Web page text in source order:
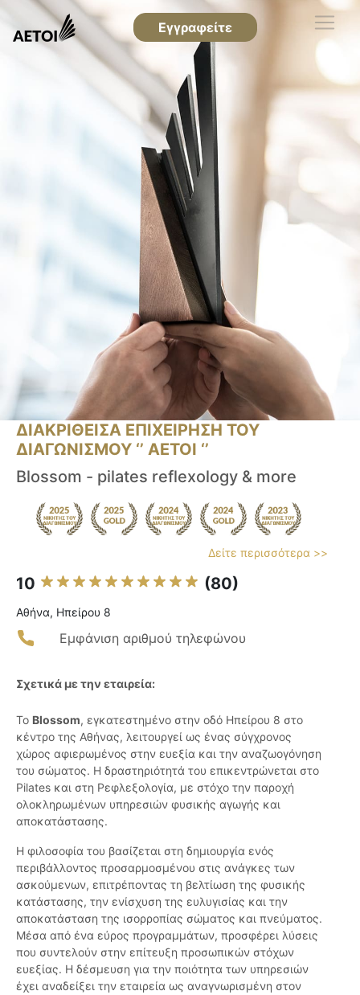
Εγγραφείτε
ΔΙΑΚΡΙΘΕΙΣΑ ΕΠΙΧΕΙΡΗΣΗ ΤΟΥ
ΔΙΑΓΩΝΙΣΜΟΥ ‘’ ΑΕΤΟΙ ‘’
Blossom - pilates reflexology & more
Δείτε περισσότερα >>
10 (80)
Αθήνα, Ηπείρου 8
Εμφάνιση αριθμού τηλεφώνου
Σχετικά με την εταιρεία:
Το Blossom, εγκατεστημένο στην οδό Ηπείρου 8 στο
κέντρο της Αθήνας, λειτουργεί ως ένας σύγχρονος
χώρος αφιερωμένος στην ευεξία και την αναζωογόνηση
του σώματος. Η δραστηριότητά του επικεντρώνεται στο
Pilates και στη Ρεφλεξολογία, με στόχο την παροχή
ολοκληρωμένων υπηρεσιών φυσικής αγωγής και
αποκατάστασης.
Η φιλοσοφία του βασίζεται στη δημιουργία ενός
περιβάλλοντος προσαρμοσμένου στις ανάγκες των
ασκούμενων, επιτρέποντας τη βελτίωση της φυσικής
κατάστασης, την ενίσχυση της ευλυγισίας και την
αποκατάσταση της ισορροπίας σώματος και πνεύματος.
Μέσα από ένα εύρος προγραμμάτων, προσφέρει λύσεις
που συντελούν στην επίτευξη προσωπικών στόχων
ευεξίας. Η δέσμευση για την ποιότητα των υπηρεσιών
έχει αναδείξει την εταιρεία ως αναγνωρισμένη στον